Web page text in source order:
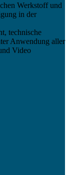
Werkstoff und
in der
technische
Anwendung aller
Video